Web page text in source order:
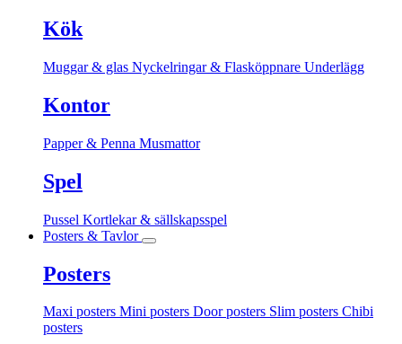
Kök
Muggar & glas Nyckelringar & Flasköppnare Underlägg
Kontor
Papper & Penna Musmattor
Spel
Pussel Kortlekar & sällskapsspel
Posters & Tavlor
Posters
Maxi posters Mini posters Door posters Slim posters Chibi
posters